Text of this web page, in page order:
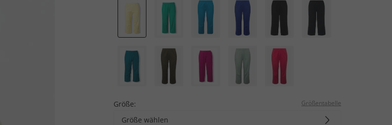
Größe: Größentabelle
Größe wählen